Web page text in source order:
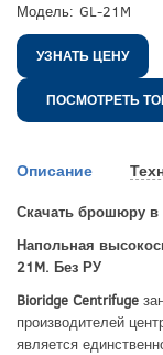
Модель: GL-21M
УЗНАТЬ ЦЕНУ
ПОСМОТРЕТЬ
Описание
Скачать брошюру в
Напольная
21M. Без РУ
Bioridge Centrifuge
производителей
является